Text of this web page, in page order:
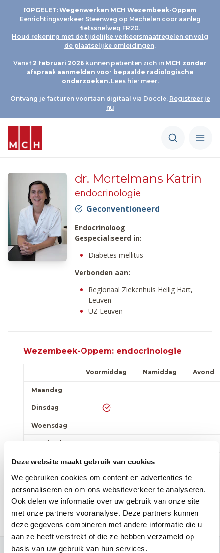
Deze website maakt gebruik van cookies
We gebruiken cookies om content en advertenties te
personaliseren en om ons websiteverkeer te analyseren.
Ook delen we informatie over uw gebruik van onze site
met onze partners vooranalyse. Deze partners kunnen
deze gegevens combineren met andere informatie die u
aan ze heeft verstrekt of die ze hebben verzameld op
basis van uw gebruik van hun services.
❗OPGELET: Wegenwerken MCH Wezembeek-Oppem
Eenrichtingsverkeer Steenweg op Mechelen door aanleg
fietssnelweg FR20.
Houd rekening met de tijdelijke verkeersmaatregelen en volg
de plaatselijke omleidingen.
Vanaf 2 februari 2026 kunnen patiënten zich in MCH zonder
afspraak aanmelden voor bepaalde radiologische
onderzoeken.Lees hier meer.
Ontvang je facturen voortaan digitaal via Doccle. Registreer je
nu
dr. Mortelmans Katrin
endocrinologie
Geconventioneerd
Endocrinoloog
Gespecialiseerd in:
Diabetes mellitus
Verbonden aan:
Regionaal Ziekenhuis Heilig Hart,
Leuven
UZ Leuven
Wezembeek-Oppem: endocrinologie
Voormiddag Namiddag Avond
Maandag
Dinsdag
Woensdag
Donderdag
Vrijdag
Zaterdag
Maak telefonisch een afspraak: 016 31 01 00